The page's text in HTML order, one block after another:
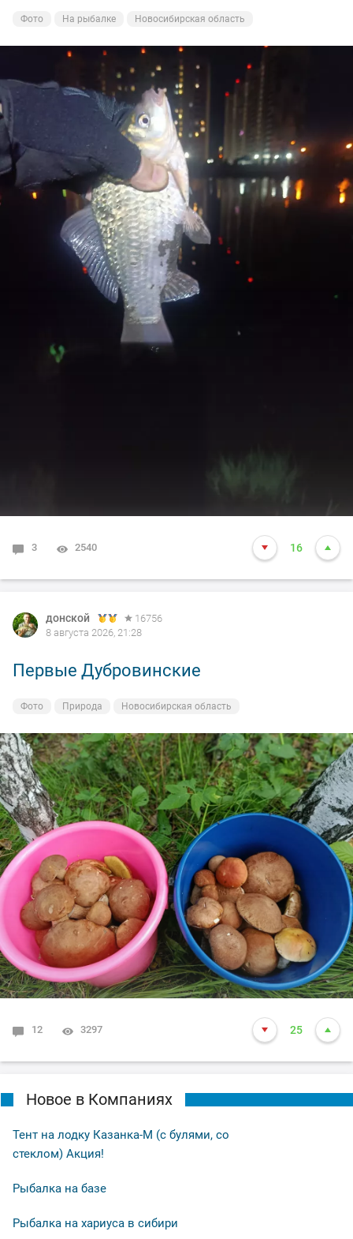
Фото На рыбалке Новосибирская область
3 2540 16
донской
16756
8 августа 2026, 21:28
Первые Дубровинские
Фото Природа Новосибирская область
12 3297 25
Новое в Компаниях
Тент на лодку Казанка-М (с булями, со
стеклом) Акция!
Рыбалка на базе
Рыбалка на хариуса в сибири